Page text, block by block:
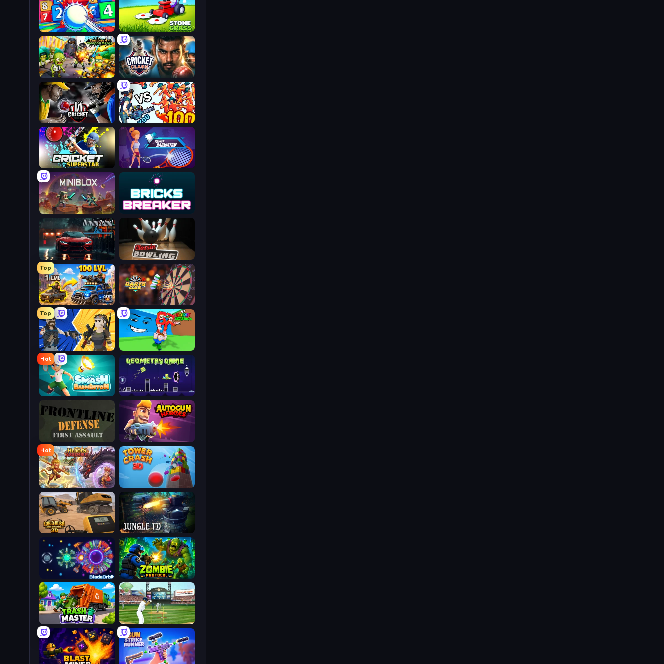
Stone Grass: Mowing Simulator
Entropy
Cricket Clash
Zombies 4 Weapon Merge
Horde Killer: You vs 100
Cricket World Cup
Power Badminton
Cricket Superstar League
Bricks Breaker
Miniblox
Classic Bowling
Driving School Simulator
Darts Club
Top
AOD - Art Of Defense
Top
BuildNow GG
Geometry Game
Hot
Smash Badminton
Autogun Heroes
Frontline Defense
Tower Crash 3D
Hot
Heroes Assemble
Jungle TD
Gold Rush: Gold Simulator 3D
Zombie Protocol
BladeOrbit.io
Baseball
Trash Master